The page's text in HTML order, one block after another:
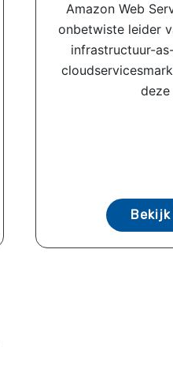
Amazon Web
onbetwiste leider
infrastructuur-
deze